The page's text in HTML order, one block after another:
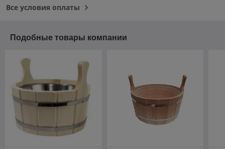
Все условия оплаты
Подобные товары компании